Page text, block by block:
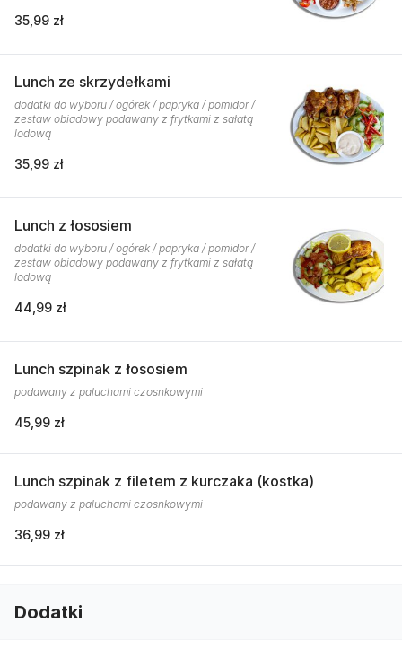
35,99 zł
Lunch ze skrzydełkami
dodatki do wyboru / ogórek / papryka / pomidor /
zestaw obiadowy podawany z frytkami z sałatą
lodową
35,99 zł
Lunch z łososiem
dodatki do wyboru / ogórek / papryka / pomidor /
zestaw obiadowy podawany z frytkami z sałatą
lodową
44,99 zł
Lunch szpinak z łososiem
podawany z paluchami czosnkowymi
45,99 zł
Lunch szpinak z filetem z kurczaka (kostka)
podawany z paluchami czosnkowymi
36,99 zł
Dodatki